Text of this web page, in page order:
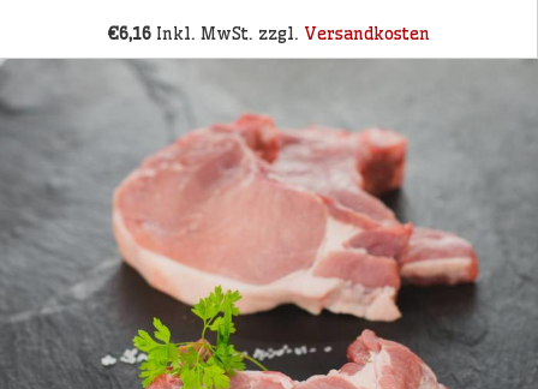
€6,16 Inkl. MwSt. zzgl. Versandkosten